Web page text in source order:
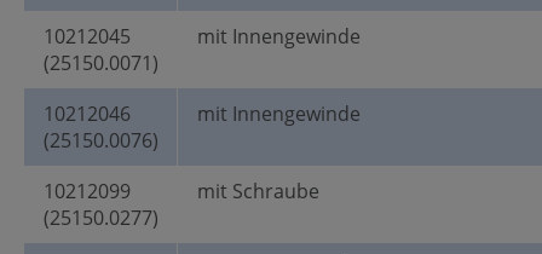
10212045
(25150.0071)
mit Innengewinde
10212046
(25150.0076)
mit Innengewinde
10212099
(25150.0277)
mit Schraube